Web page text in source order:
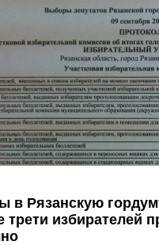
в Рязанскую
трети избирателей